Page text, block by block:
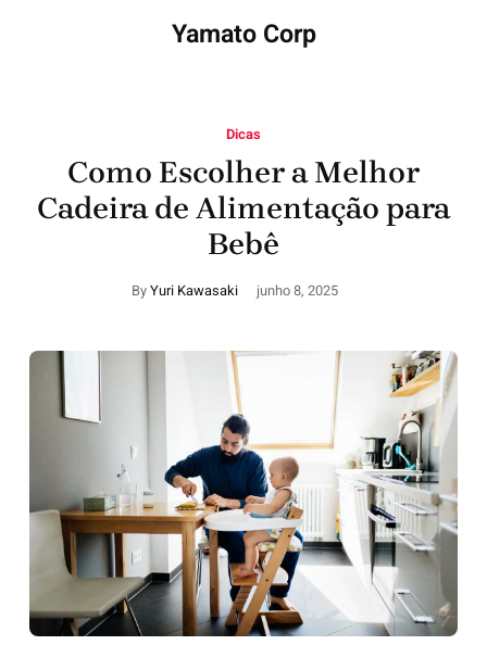
Yamato Corp
Dicas
Como Escolher a Melhor
Cadeira de Alimentação para
Bebê
ByYuri Kawasaki junho 8, 2025